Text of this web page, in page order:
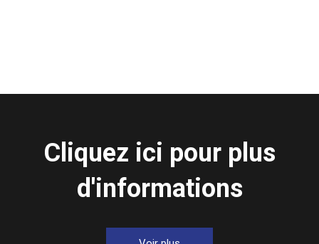
Cliquez ici pour plus
d'informations